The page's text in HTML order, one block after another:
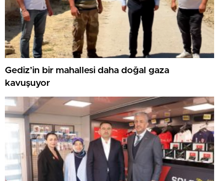
Gediz’in bir mahallesi daha doğal gaza
kavuşuyor